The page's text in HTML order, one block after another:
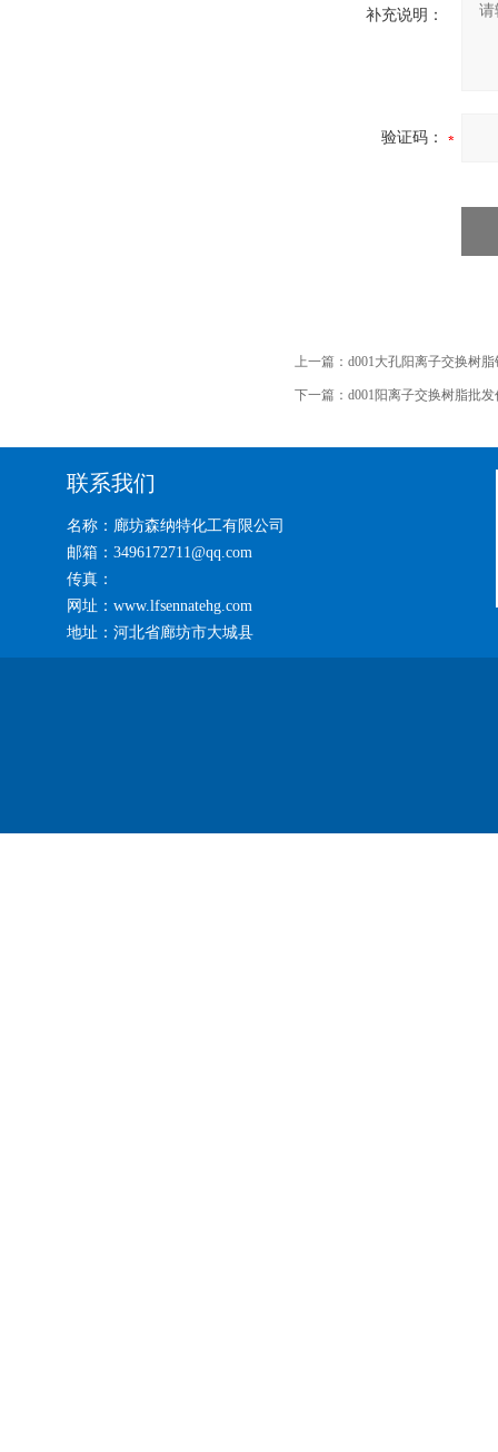
补充说明：
验证码：
上一篇： d001大孔阳离子交换树
下一篇： d001阳离子交换树脂批发
联系我们
名称：廊坊森纳特化工有限公司
邮箱：3496172711@qq.com
传真：
网址：www.lfsennatehg.com
地址：河北省廊坊市大城县